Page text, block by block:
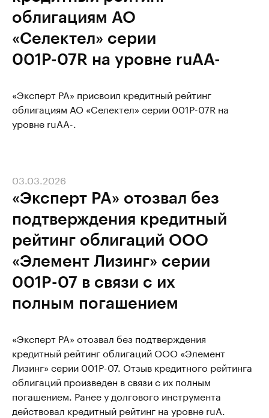
облигациям АО
«Селектел» серии
001Р-07R на уровне ruAA-
«Эксперт РА» присвоил кредитный рейтинг
облигациям АО «Селектел» серии 001Р-07R на
уровне ruAA-.
«Эксперт РА» отозвал без
подтверждения кредитный
рейтинг облигаций ООО
«Элемент Лизинг» серии
001P-07 в связи с их
полным погашением
03.03.2026
«Эксперт РА» отозвал без подтверждения
кредитный рейтинг облигаций ООО «Элемент
Лизинг» серии 001P-07. Отзыв кредитного рейтинга
облигаций произведен в связи с их полным
погашением. Ранее у долгового инструмента
действовал кредитный рейтинг на уровне ruA.